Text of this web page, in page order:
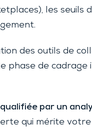
les
des outils de
phase de
par un
qui mérite